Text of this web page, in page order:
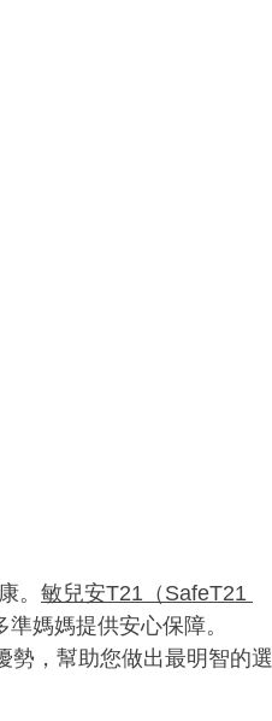
。 敏兒安T21（SafeT21
媽媽提供安心保障。
勢，幫助您做出最明智的選